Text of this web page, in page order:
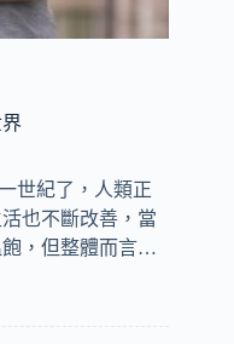
世紀了，人類正
也不斷改善，當
飽，但整體而言…